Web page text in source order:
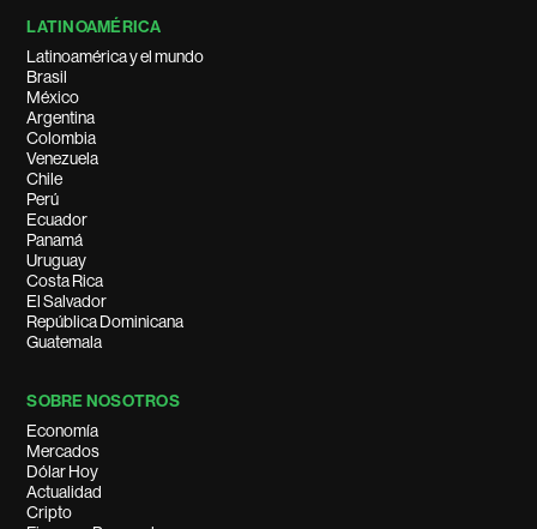
LATINOAMÉRICA
Latinoamérica y el mundo
Brasil
México
Argentina
Colombia
Venezuela
Chile
Perú
Ecuador
Panamá
Uruguay
Costa Rica
El Salvador
República Dominicana
Guatemala
SOBRE NOSOTROS
Economía
Mercados
Dólar Hoy
Actualidad
Cripto